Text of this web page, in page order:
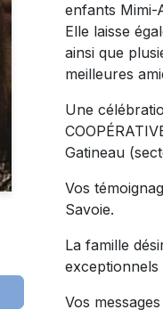
enfants Mimi-
Elle laisse
ainsi que
meilleures
Une
Gatineau
Vos
Savoie.
La famille
exceptionnels
Vos